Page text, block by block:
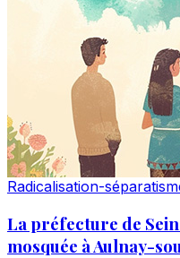
Radicalisation-
La préfecture de
mosquée à Aulnay-